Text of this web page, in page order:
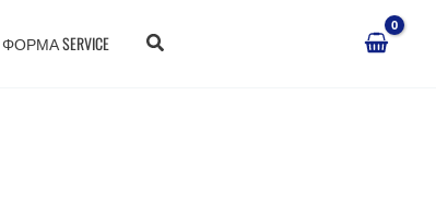
ΦΌΡΜΑ SERVICE